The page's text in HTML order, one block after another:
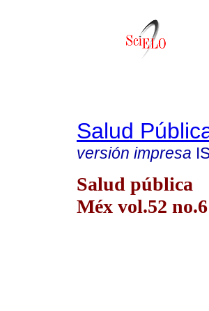
Salud
versión impresa
Salud pública
Méx vol.52